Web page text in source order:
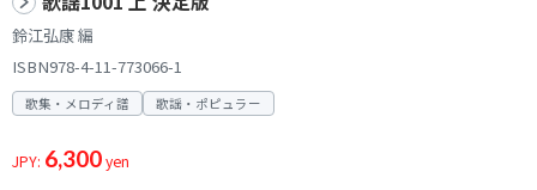
鈴江弘康 編
ISBN978-4-11-773066-1
歌集・メロディ譜 歌謡・ポピュラー
JPY: 6,300yen